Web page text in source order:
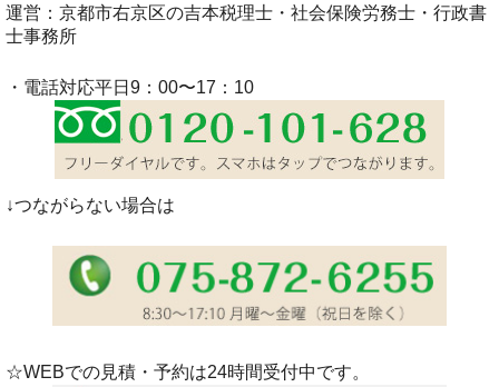
運営：京都市右京区の吉本税理士・社会保険労務士・行政書
士事務所
・電話対応平日9：00〜17：10
↓つながらない場合は
☆WEBでの見積・予約は24時間受付中です。